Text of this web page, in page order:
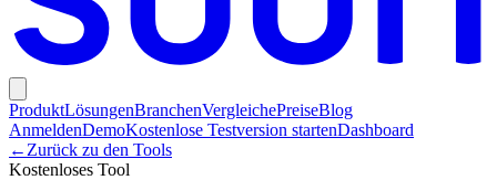
ProduktLösungenBranchenVergleichePreiseBlog
AnmeldenDemoKostenlose Testversion startenDashboard
← Zurück zu den Tools
Kostenloses Tool